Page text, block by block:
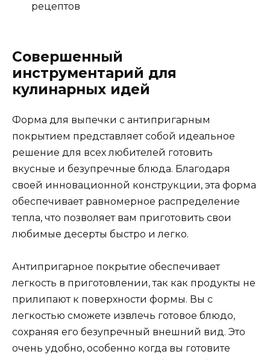
рецептов
Совершенный
инструментарий для
кулинарных идей
Форма для выпечки с антипригарным
покрытием представляет собой идеальное
решение для всех любителей готовить
вкусные и безупречные блюда. Благодаря
своей инновационной конструкции, эта форма
обеспечивает равномерное распределение
тепла, что позволяет вам приготовить свои
любимые десерты быстро и легко.
Антипригарное покрытие обеспечивает
легкость в приготовлении, так как продукты не
прилипают к поверхности формы. Вы с
легкостью сможете извлечь готовое блюдо,
сохраняя его безупречный внешний вид. Это
очень удобно, особенно когда вы готовите